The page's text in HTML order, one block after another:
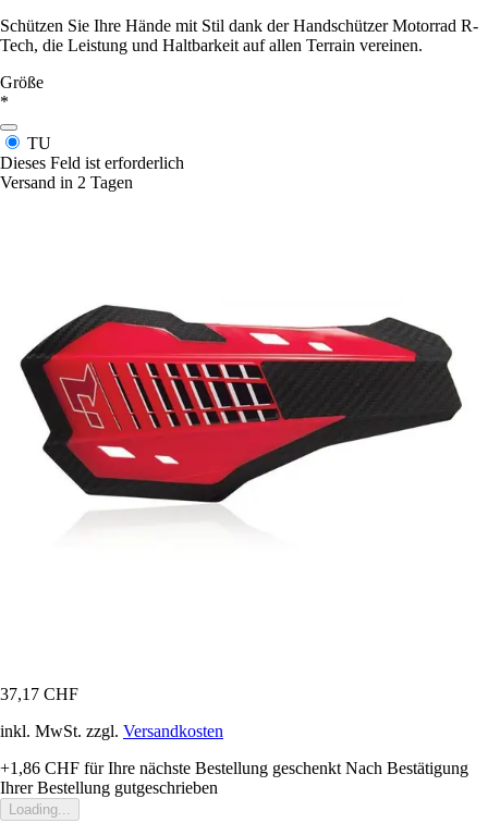
Schützen Sie Ihre Hände mit Stil dank der Handschützer Motorrad R-
Tech, die Leistung und Haltbarkeit auf allen Terrain vereinen.
Größe
*
TU
Dieses Feld ist erforderlich
Versand in 2 Tagen
37,17 CHF
inkl. MwSt. zzgl. Versandkosten
+1,86 CHF für Ihre nächste Bestellung geschenkt Nach Bestätigung
Ihrer Bestellung gutgeschrieben
Loading...